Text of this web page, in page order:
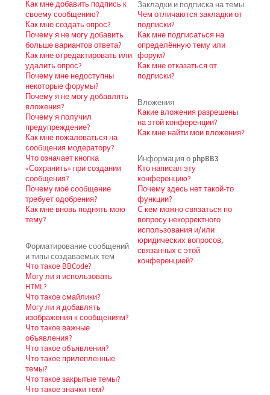
Как мне добавить подпись к
своему сообщению?
Как мне создать опрос?
Почему я не могу добавить
больше вариантов ответа?
Как мне отредактировать или
удалить опрос?
Почему мне недоступны
некоторые форумы?
Почему я не могу добавлять
вложения?
Почему я получил
предупреждение?
Как мне пожаловаться на
сообщения модератору?
Что означает кнопка
«Сохранить» при создании
сообщения?
Почему моё сообщение
требует одобрения?
Как мне вновь поднять мою
тему?
Форматирование сообщений
и типы создаваемых тем
Что такое BBCode?
Могу ли я использовать
HTML?
Что такое смайлики?
Могу ли я добавлять
изображения к сообщениям?
Что такое важные
объявления?
Что такое объявления?
Что такое прилепленные
темы?
Что такое закрытые темы?
Что такое значки тем?
Закладки и подписка на темы
Чем отличаются закладки от
подписки?
Как мне подписаться на
определённую тему или
форум?
Как мне отказаться от
подписки?
Вложения
Какие вложения разрешены
на этой конференции?
Как мне найти мои вложения?
Информация о phpBB3
Кто написал эту
конференцию?
Почему здесь нет такой-то
функции?
С кем можно связаться по
вопросу некорректного
использования и/или
юридических вопросов,
связанных с этой
конференцией?